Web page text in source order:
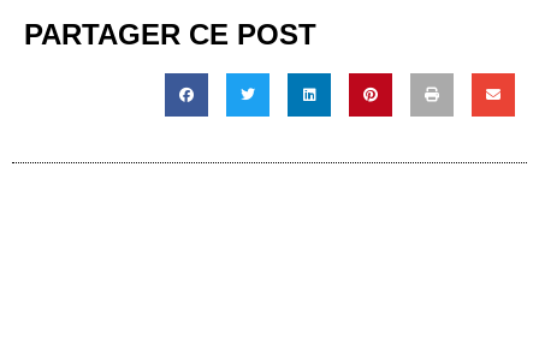
PARTAGER CE POST